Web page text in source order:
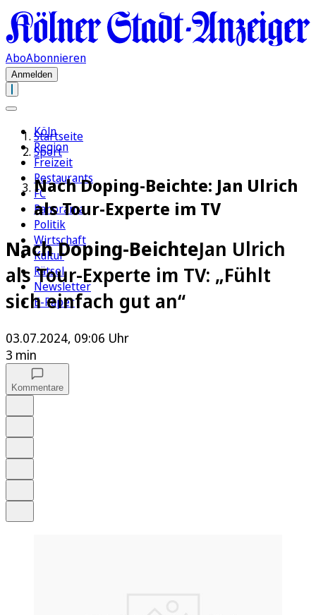
AboAbonnieren
Anmelden
Köln
Region
Freizeit
Restaurants
FC
Panorama
Politik
Wirtschaft
Kultur
Rätsel
Newsletter
E-Paper
Startseite
Sport
Nach Doping-Beichte: Jan Ulrich
als Tour-Experte im TV
Nach Doping-BeichteJan Ulrich
als Tour-Experte im TV: „Fühlt
sich einfach gut an“
03.07.2024, 09:06 Uhr
3 min
Kommentare